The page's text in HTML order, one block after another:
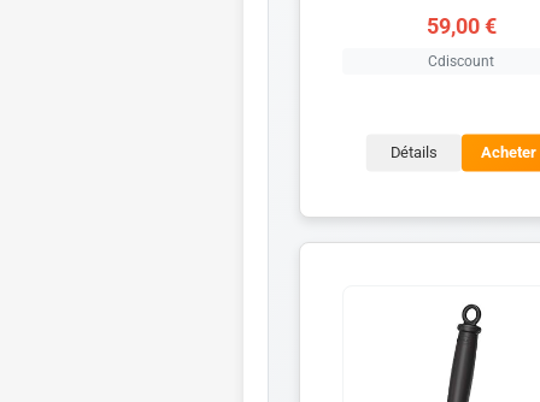
59,00 €
Cdiscount
Détails Acheter